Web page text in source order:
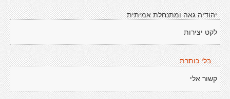
יהודיה גאה ומתנחלת אמיתית
לקט יצירות
...בלי כותרת...
קשור אלי